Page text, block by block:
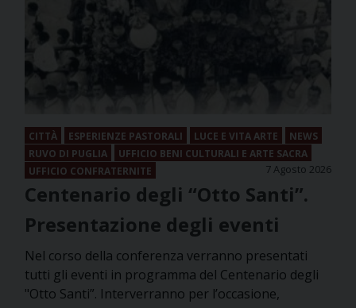
CITTÀ ESPERIENZE PASTORALI LUCE E VITA ARTE
NEWS
RUVO DI PUGLIA
UFFICIO BENI CULTURALI E ARTE SACRA
UFFICIO CONFRATERNITE
7 Agosto 2026
Centenario degli “Otto Santi”.
Presentazione degli eventi
Nel corso della conferenza verranno presentati
tutti gli eventi in programma del Centenario degli
"Otto Santi”. Interverranno per l’occasione,